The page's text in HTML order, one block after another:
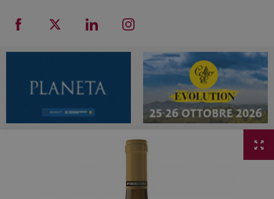
WINENEWS TV